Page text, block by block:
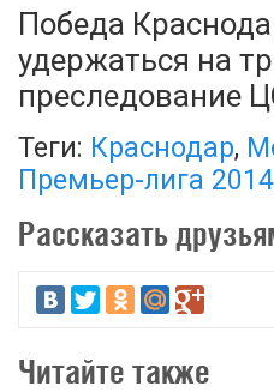
Победа
удержаться на
преследование
Теги: Краснодар,
Премьер-лига
Рассказать
Читайте также